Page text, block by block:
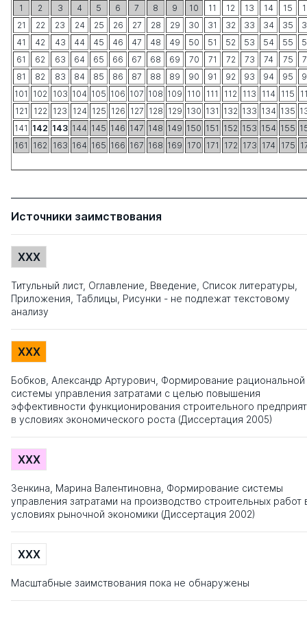
1 2 3 4 5 6 7 8 9 10 11 12 13 14 15
21
22 23 24 25 26 27 28 29 30 31 32 33 34 35
41
42 43 44 45 46 47 48 49 50 51 52 53 54 55
61
62 63 64 65 66 67 68 69 70 71 72 73 74 75
81
82 83 84 85 86 87 88 89 90 91 92 93 94 95
101
102 103 104 105 106 107 108 109 110 111 112 113 114 115
121
122 123 124 125 126 127 128 129 130 131 132 133 134 135
141 142 143 144 145 146 147 148 149 150 151 152 153 154 155
161
162 163 164 165 166 167 168 169 170 171 172 173 174 175
Источники заимствования
XXX
Титульный лист, Оглавление, Введение, Список литературы,
Приложения, Таблицы, Рисунки - не подлежат текстовому
анализу
XXX
Бобков, Александр Артурович, Формирование рациональной
системы управления затратами с целью повышения
эффективности функционирования строительного
в условиях экономического роста (Диссертация 2005)
XXX
Зенкина, Марина Валентиновна, Формирование системы
управления затратами на производство строительных работ
условиях рыночной экономики (Диссертация 2002)
XXX
Масштабные заимствования пока не обнаружены